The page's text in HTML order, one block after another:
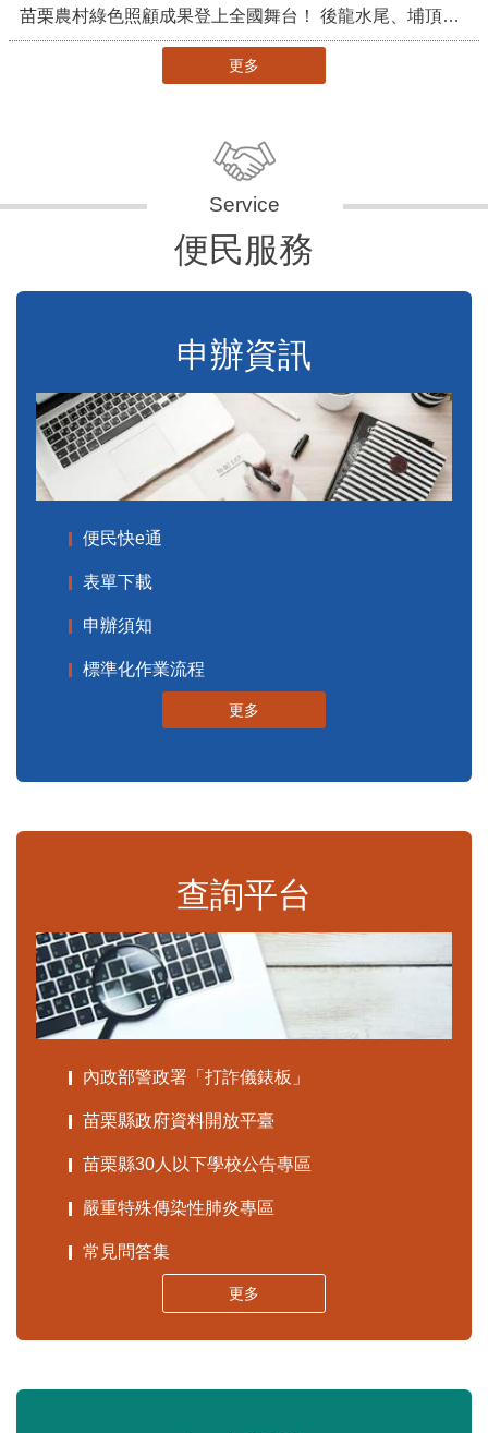
苗栗農村綠色照顧成果登上全國舞台！ 後龍水尾、埔頂社區前進2026高齡健康產業博覽會
更多
便民服務
申辦資訊
便民快e通
表單下載
申辦須知
標準化作業流程
更多
查詢平台
內政部警政署「打詐儀錶板」
苗栗縣政府資料開放平臺
苗栗縣30人以下學校公告專區
嚴重特殊傳染性肺炎專區
常見問答集
更多